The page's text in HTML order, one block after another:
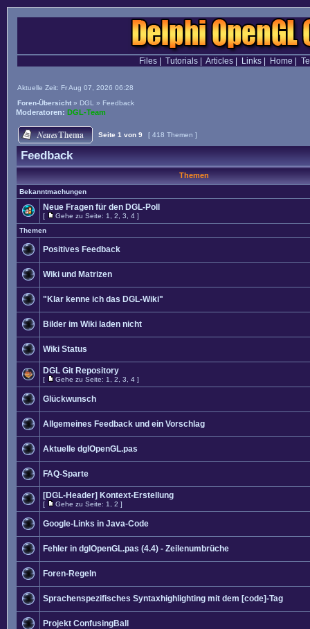
Files| Tutorials| Articles| Links| Home
Aktuelle Zeit: Fr Aug 07, 2026 06:28
Foren-Übersicht » DGL » Feedback
Moderatoren: DGL-Team
Seite 1 von 9 [ 418 Themen ]
Feedback
Themen
Bekanntmachungen
Neue Fragen für den DGL-Poll
[ Gehe zu Seite: 1 2 3 4 ]
Themen
Positives Feedback
Wiki und Matrizen
"Klar kenne ich das DGL-Wiki"
Bilder im Wiki laden nicht
Wiki Status
DGL Git Repository
[ Gehe zu Seite: 1 2 3 4 ]
Glückwunsch
Allgemeines Feedback und ein Vorschlag
Aktuelle dglOpenGL.pas
FAQ-Sparte
[DGL-Header] Kontext-Erstellung
[ Gehe zu Seite: 1 2 ]
Google-Links in Java-Code
Fehler in dglOpenGL.pas (4.4) - Zeilenumbrüche
Foren-Regeln
Sprachenspezifisches Syntaxhighlighting mit dem [code]-Tag
Projekt ConfusingBall